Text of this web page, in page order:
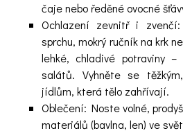
čaje nebo ředěné ovocné
Ochlazení zevnitř i
sprchu, mokrý ručník na krk
lehké, chladivé potraviny –
salátů. Vyhněte se
jídlům, která tělo zahřívají.
Oblečení: Noste volné,
materiálů (bavlna, len) ve